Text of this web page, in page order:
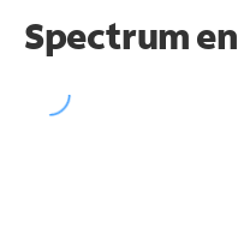
Spectrum en